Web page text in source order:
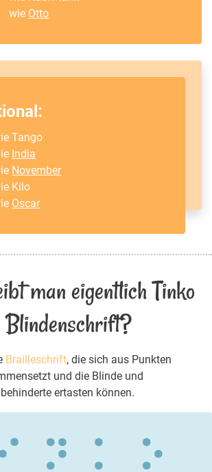
wie Otto
Tango
India
November
Kilo
Oscar
man eigentlich Tinko
Brailleschrift, die sich aus Punkten
und die Blinde und
ertasten können.